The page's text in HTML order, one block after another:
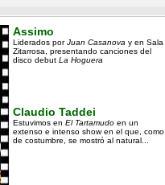
Assimo
Liderados porJuan Casanova y en Sala
Zitarrosa, presentando canciones del
disco debut La Hoguera
Claudio Taddei
Estuvimos en El Tartamudo en un
extenso e intenso show en el que, como
de costumbre, se mostró al natural...